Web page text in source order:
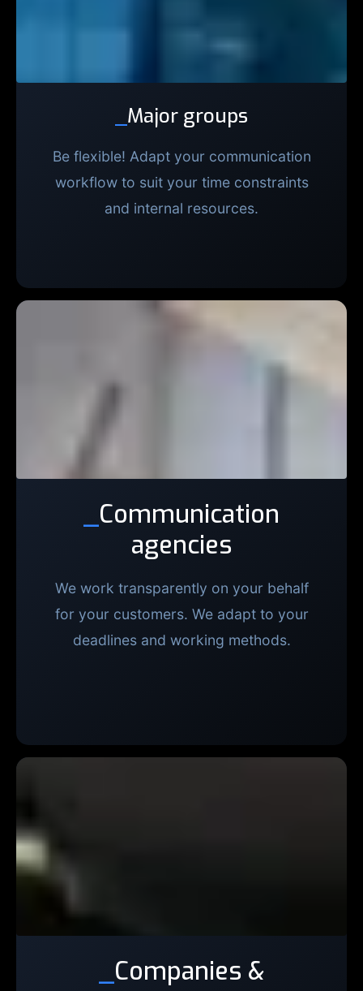
Major groups
Be flexible! Adapt your communication
workflow to suit your time constraints
and internal resources.
Communication
agencies
We work transparently on your behalf
for your customers. We adapt to your
deadlines and working methods.
Companies &